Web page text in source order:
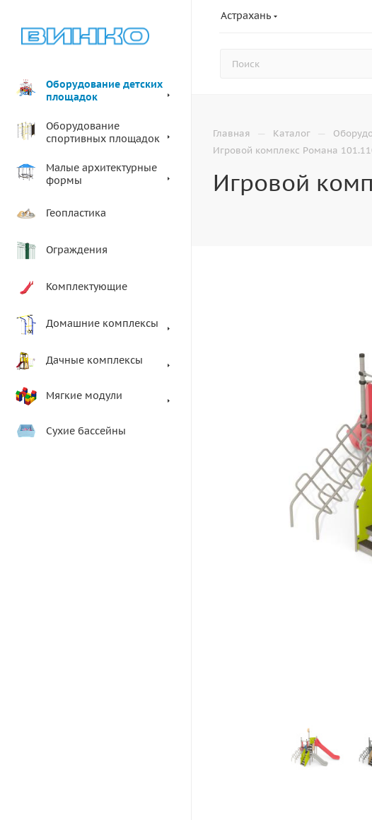
Астрахань
Оборудование детских
площадок
Оборудование
спортивных площадок
Малые архитектурные
формы
Геопластика
Ограждения
Комплектующие
Домашние комплексы
Дачные комплексы
Мягкие модули
Сухие бассейны
Главная — Каталог —
Игровой комплекс Романа
Игровой